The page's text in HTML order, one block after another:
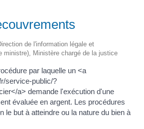
de l'information légale et
ministre), Ministère chargé de la justice
par laquelle un <a
service-public/?
a> demande l'exécution d'une
évaluée en argent. Les procédures
le but à atteindre ou la nature du bien à